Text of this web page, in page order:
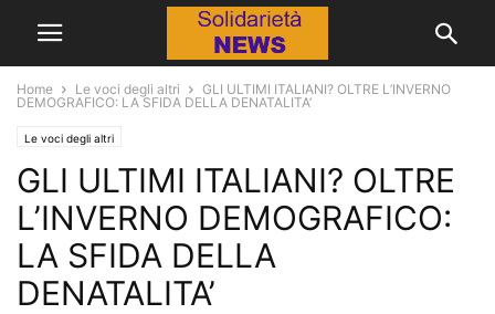
Home Le voci degli altri
GLI ULTIMI ITALIANI? OLTRE L’INVERNO
DEMOGRAFICO: LA SFIDA DELLA DENATALITA’
Le voci degli altri
GLI ULTIMI ITALIANI? OLTRE
L’INVERNO DEMOGRAFICO:
LA SFIDA DELLA
DENATALITA’